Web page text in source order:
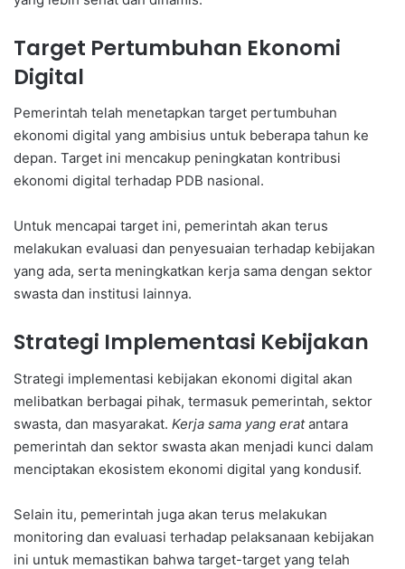
Target Pertumbuhan Ekonomi
Digital
Pemerintah telah menetapkan target pertumbuhan
ekonomi digital yang ambisius untuk beberapa tahun ke
depan. Target ini mencakup peningkatan kontribusi
ekonomi digital terhadap PDB nasional.
Untuk mencapai target ini, pemerintah akan terus
melakukan evaluasi dan penyesuaian terhadap kebijakan
yang ada, serta meningkatkan kerja sama dengan sektor
swasta dan institusi lainnya.
Strategi Implementasi Kebijakan
Strategi implementasi kebijakan ekonomi digital akan
melibatkan berbagai pihak, termasuk pemerintah, sektor
swasta, dan masyarakat. Kerja sama yang eratantara
pemerintah dan sektor swasta akan menjadi kunci dalam
menciptakan ekosistem ekonomi digital yang kondusif.
Selain itu, pemerintah juga akan terus melakukan
monitoring dan evaluasi terhadap pelaksanaan kebijakan
ini untuk memastikan bahwa target-target yang telah